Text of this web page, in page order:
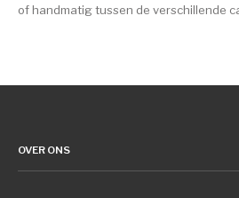
of handmatig tussen de verschillende
OVER ONS